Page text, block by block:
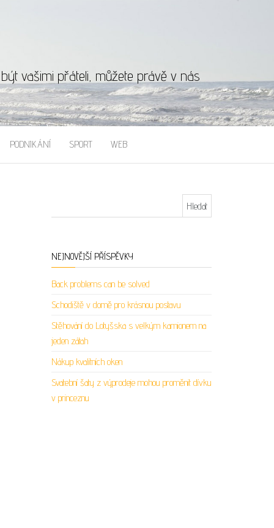
vašimi přáteli, můžete právě v nás
PODNIKÁNÍ SPORT WEB
NEJNOVĚJŠÍ PŘÍSPĚVKY
Back problems can be solved
Schodiště v domě pro krásnou postavu
Stěhování do Lotyšska s velkým kamionem na
jeden zátah
Nákup kvalitních oken
Svatební šaty z výprodeje mohou proměnit dívku
v princeznu